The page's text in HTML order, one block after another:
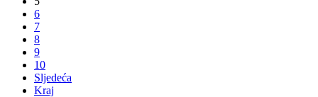
6
7
8
9
10
Sljedeća
Kraj